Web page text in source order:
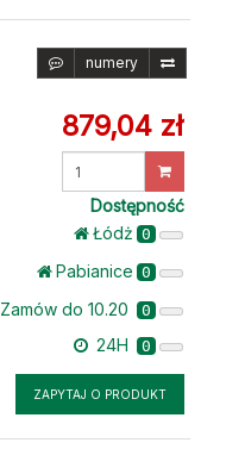
numery
879,04 zł
Dostępność
Łódż 0
Pabianice 0
Zamów do 10.20 0
24H 0
ZAPYTAJ O PRODUKT